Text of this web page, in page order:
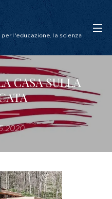
l'educazione, la scienza
CASA SULLA